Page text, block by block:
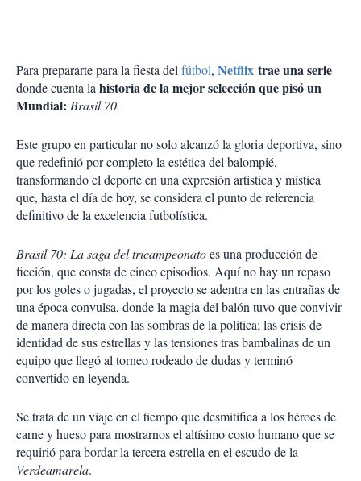
Para prepararte para la fiesta delfútbol, Netflix trae una serie
donde cuenta lahistoria de la mejor selección que pisó un
Mundial: Brasil 70.
Este grupo en particular no solo alcanzó la gloria deportiva, sino
que redefinió por completo la estética del balompié,
transformando el deporte en una expresión artística y mística
que, hasta el día de hoy, se considera el punto de referencia
definitivo de la excelencia futbolística.
Brasil 70: La saga del tricampeonatoes una producción de
ficción, que consta de cinco episodios. Aquí no hay un repaso
por los goles o jugadas, el proyecto se adentra en las entrañas de
una época convulsa, donde la magia del balón tuvo que convivir
de manera directa con las sombras de la política; las crisis de
identidad de sus estrellas y las tensiones tras bambalinas de un
equipo que llegó al torneo rodeado de dudas y terminó
convertido en leyenda.
Se trata de un viaje en el tiempo que desmitifica a los héroes de
carne y hueso para mostrarnos el altísimo costo humano que se
requirió para bordar la tercera estrella en el escudo de la
Verdeamarela.